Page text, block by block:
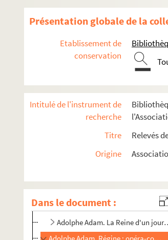
Présentation globale de la
Etablissement de
conservation
Intitulé de l'instrument de
recherche
Titre
Relevés
Origine
Dans le document :
Abraham, Paul (1892-1960)
Adam, Adolphe (1803-1856)
Adolphe Adam. Le Postillon de
Adolphe Adam. Le Brasseur de
Adolphe Adam. La Reine d'un jour